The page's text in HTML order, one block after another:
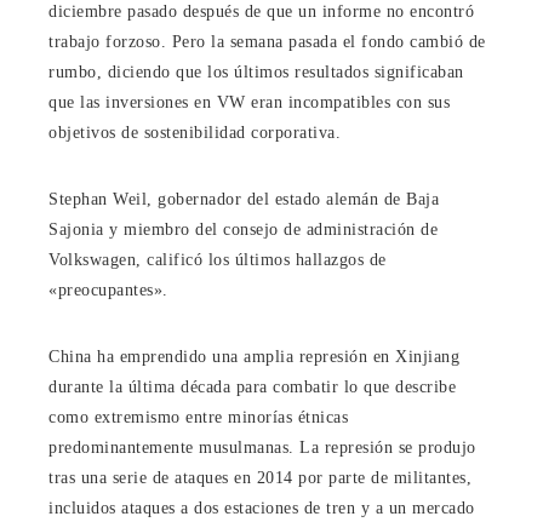
diciembre pasado después de que un informe no encontró
trabajo forzoso. Pero la semana pasada el fondo cambió de
rumbo, diciendo que los últimos resultados significaban
que las inversiones en VW eran incompatibles con sus
objetivos de sostenibilidad corporativa.
Stephan Weil, gobernador del estado alemán de Baja
Sajonia y miembro del consejo de administración de
Volkswagen, calificó los últimos hallazgos de
«preocupantes».
China ha emprendido una amplia represión en Xinjiang
durante la última década para combatir lo que describe
como extremismo entre minorías étnicas
predominantemente musulmanas. La represión se produjo
tras una serie de ataques en 2014 por parte de militantes,
incluidos ataques a dos estaciones de tren y a un mercado